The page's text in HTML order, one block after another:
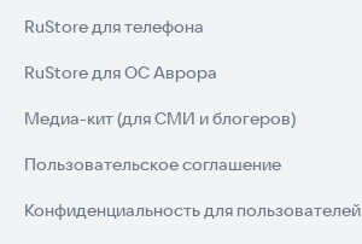
RuStore для телефона
RuStore для ОС Аврора
Медиа-кит (для СМИ и блогеров)
Пользовательское соглашение
Конфиденциальность для пользователей